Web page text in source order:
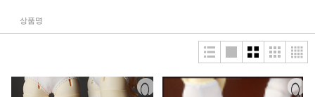
상품명